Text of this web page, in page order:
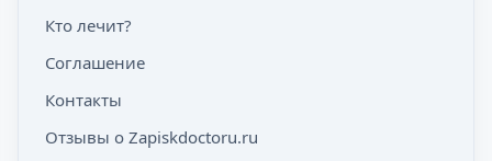
Кто лечит?
Соглашение
Контакты
Отзывы о Zapiskdoctoru.ru